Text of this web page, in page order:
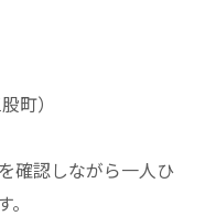
町）
確認しながら一人ひ